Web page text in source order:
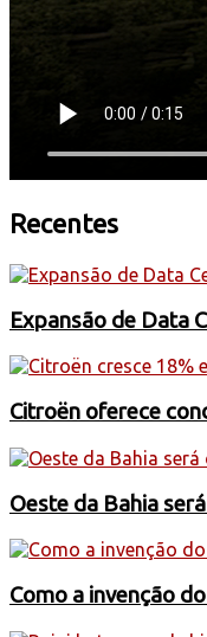
Recentes
Expansão de Data
Citroën oferece
Oeste da Bahia
Como a invenção